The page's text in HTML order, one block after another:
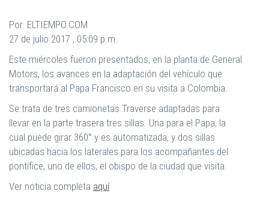
Por: ELTIEMPO.COM
27 de julio 2017 , 05:09 p.m.
Este miércoles fueron presentados, en la planta de General
Motors, los avances en la adaptación del vehículo que
transportará al Papa Francisco en su visita a Colombia.
Se trata de tres camionetas Traverse adaptadas para
llevar en la parte trasera tres sillas. Una para el Papa, la
cual puede girar 360° y es automatizada, y dos sillas
ubicadas hacia los laterales para los acompañantes del
pontífice, uno de ellos, el obispo de la ciudad que visita.
Ver noticia completa aquí